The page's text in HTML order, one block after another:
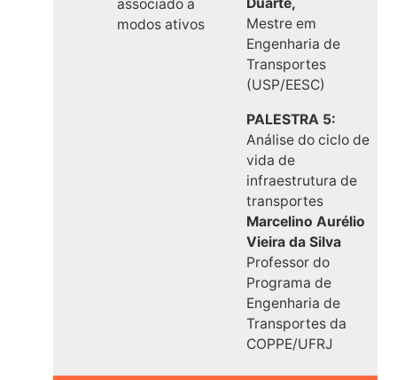
Mestre em
Engenharia de
Transportes
(USP/EESC)
PALESTRA 5:
Análise do ciclo de
vida de
infraestrutura de
transportes
Marcelino Aurélio
Vieira da Silva
Professor do
Programa de
Engenharia de
Transportes da
COPPE/UFRJ
associado a
modos ativos